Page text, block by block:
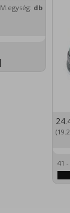
M.egység: db
41 -